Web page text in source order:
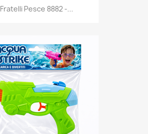
Anteprima
Fratelli Pesce 8882 -...